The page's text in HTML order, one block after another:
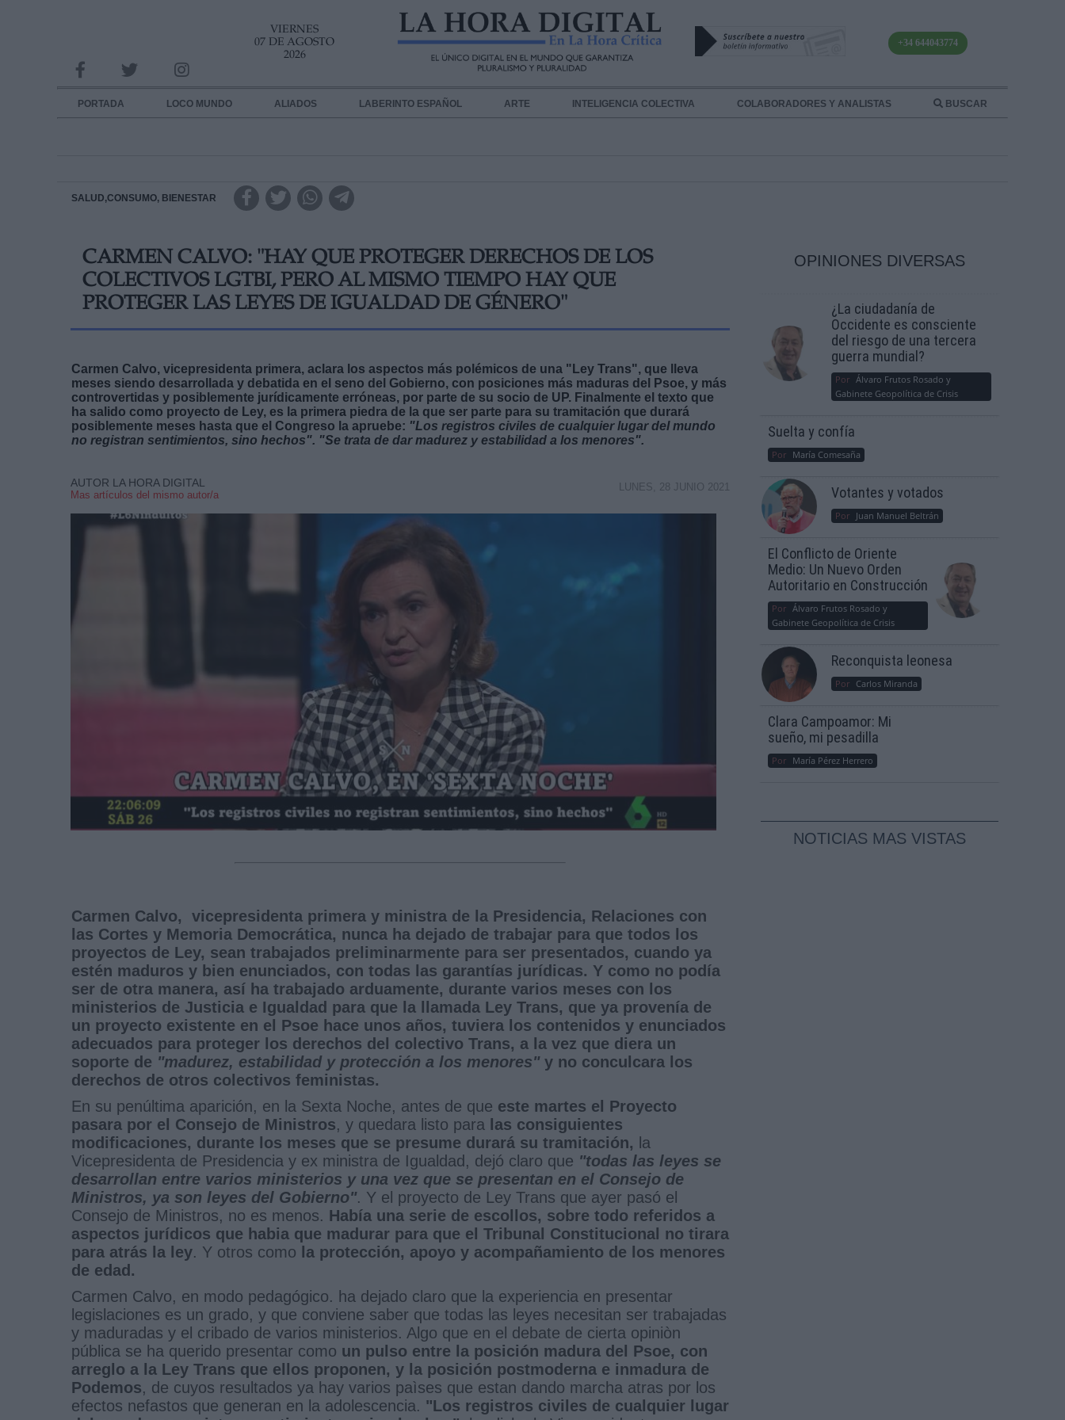
VIERNES
07 DE AGOSTO
2026
+34 644043774
PORTADA LOCO MUNDO ALIADOS LABERINTO ESPAÑOL ARTE INTELIGENCIA COLECTIVA COLABORADORES Y ANALISTAS BUSCAR
SALUD,CONSUMO, BIENESTAR
CARMEN CALVO: "HAY QUE PROTEGER DERECHOS DE LOS
COLECTIVOS LGTBI, PERO AL MISMO TIEMPO HAY QUE
PROTEGER LAS LEYES DE IGUALDAD DE GÉNERO"
Carmen Calvo, vicepresidenta primera, aclara los aspectos más polémicos de una "Ley Trans", que lleva
meses siendo desarrollada y debatida en el seno del Gobierno, con posiciones más maduras del Psoe, y más
controvertidas y posiblemente jurídicamente erróneas, por parte de su socio de UP. Finalmente el texto que
ha salido como proyecto de Ley, es la primera piedra de la que ser parte para su tramitación que durará
posiblemente meses hasta que el Congreso la apruebe: "Los registros civiles de cualquier lugar del mundo
no registran sentimientos, sino hechos". "Se trata de dar madurez y estabilidad a los menores".
AUTOR LA HORA DIGITAL
Mas artículos del mismo autor/a
LUNES, 28 JUNIO 2021
Carmen Calvo, vicepresidenta primera y ministra de la Presidencia, Relaciones con
las Cortes y Memoria Democrática, nunca ha dejado de trabajar para que todos los
proyectos de Ley, sean trabajados preliminarmente para ser presentados, cuando ya
estén maduros y bien enunciados, con todas las garantías jurídicas. Y como no podía
ser de otra manera, así ha trabajado arduamente, durante varios meses con los
ministerios de Justicia e Igualdad para que la llamada Ley Trans, que ya provenía de
un proyecto existente en el Psoe hace unos años, tuviera los contenidos y enunciados
adecuados para proteger los derechos del colectivo Trans, a la vez que diera un
soporte de "madurez, estabilidad y protección a los menores"y no conculcara los
derechos de otros colectivos feministas.
En su penúltima aparición, en la Sexta Noche, antes de que este martes el Proyecto
pasara por el Consejo de Ministros, y quedara listo para las consiguientes
modificaciones, durante los meses que se presume durará su tramitación, la
Vicepresidenta de Presidencia y ex ministra de Igualdad, dejó claro que "todas las leyes se
desarrollan entre varios ministerios y una vez que se presentan en el Consejo de
Ministros, ya son leyes del Gobierno". Y el proyecto de Ley Trans que ayer pasó el
Consejo de Ministros, no es menos. Había una serie de escollos, sobre todo referidos a
aspectos jurídicos que habia que madurar para que el Tribunal Constitucional no tirara
para atrás la ley. Y otros como la protección, apoyo y acompañamiento de los menores
de edad.
Carmen Calvo, en modo pedagógico. ha dejado claro que la experiencia en presentar
legislaciones es un grado, y que conviene saber que todas las leyes necesitan ser trabajadas
y maduradas y el cribado de varios ministerios. Algo que en el debate de cierta opiniòn
pública se ha querido presentar como un pulso entre la posición madura del Psoe, con
arreglo a la Ley Trans que ellos proponen, y la posición postmoderna e inmadura de
Podemos, de cuyos resultados ya hay varios paìses que estan dando marcha atras por los
efectos nefastos que generan en la adolescencia. "Los registros civiles de cualquier lugar
OPINIONES DIVERSAS
¿La ciudadanía de
Occidente es consciente
del riesgo de una tercera
guerra mundial?
Por Álvaro Frutos Rosado y
Gabinete Geopolítica de Crisis
Suelta y confía
Por María Comesaña
Votantes y votados
Por Juan Manuel Beltrán
El Conflicto de Oriente
Medio: Un Nuevo Orden
Autoritario en Construcción
Por Álvaro Frutos Rosado y
Gabinete Geopolítica de Crisis
Reconquista leonesa
Por Carlos Miranda
Clara Campoamor: Mi
sueño, mi pesadilla
Por María Pérez Herrero
NOTICIAS MAS VISTAS
INFORMACION SOBRE LA PROTECCIÓN DE TUS DATOS
Responsable:
Destinatarios:
link
Información adicional
link